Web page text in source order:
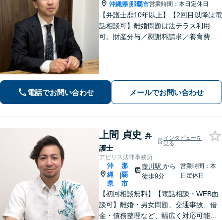
沖縄県|那覇市営業時間：本日定休日
【弁護士歴10年以上】【2回目以降は電
話相談可】離婚問題は法テラス利用
可。財産分与／慰謝料請求／養育費な
多数【バス停「天久」2分】
電話でお問い合わせ メールでお問い合わせ
上間 貞史 弁
護士
インタビューを
見る
アビリス法律事務所
沖
縄
県
|
那
覇
市
壺川駅から
徒歩9分
営業時間：本
日定休日
【初回相談無料】【電話相談・WEB面
談可】離婚・男女問題、交通事故、借
金・債務整理など、幅広く対応可能で